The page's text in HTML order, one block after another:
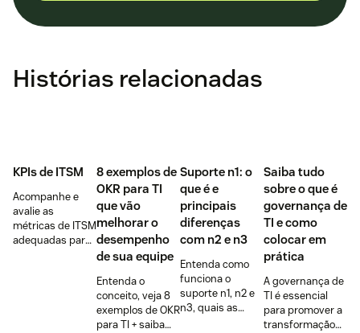
Histórias relacionadas
KPIs de ITSM
Acompanhe e
avalie as
métricas de ITSM
adequadas para
8 exemplos de
OKR para TI
que vão
melhorar o
desempenho
de sua equipe
Entenda o
conceito, veja 8
exemplos de OKR
para TI + saiba
Suporte n1: o
que é e
principais
diferenças
com n2 e n3
Entenda como
funciona o
suporte n1, n2 e
n3, quais as
Saiba tudo
sobre o que é
governança de
TI e como
colocar em
prática
A governança de
TI é essencial
para promover a
transformação